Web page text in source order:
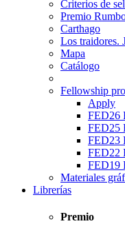
Criterios de
Premio
Carthago
Los traidores.
Mapa
Catálogo
Fellowship
Apply
FED26
FED25
FED23
FED22
FED19
Materiales
Librerías
Premio